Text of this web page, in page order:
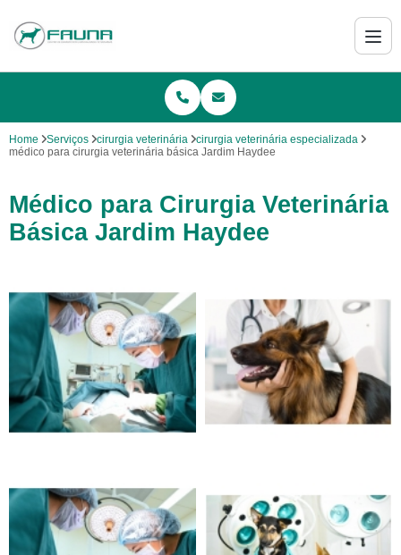
Home Serviços cirurgia veterinária
cirurgia veterinária especializada
médico para cirurgia veterinária básica Jardim Haydee
Médico para Cirurgia Veterinária
Básica Jardim Haydee